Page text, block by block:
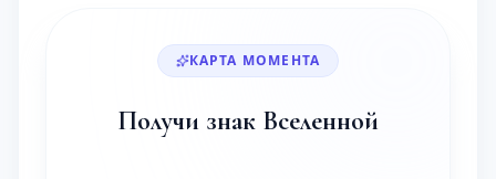
КАРТА МОМЕНТА
Получи знак Вселенной